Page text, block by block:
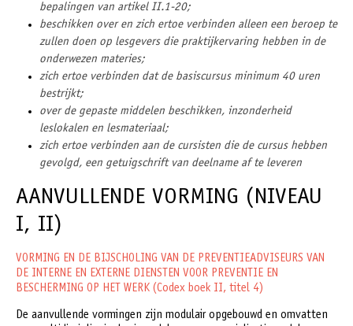
bepalingen van artikel II.1-20;
beschikken over en zich ertoe verbinden alleen een beroep te
zullen doen op lesgevers die praktijkervaring hebben in de
onderwezen materies;
zich ertoe verbinden dat de basiscursus minimum 40 uren
bestrijkt;
over de gepaste middelen beschikken, inzonderheid
leslokalen en lesmateriaal;
zich ertoe verbinden aan de cursisten die de cursus hebben
gevolgd, een getuigschrift van deelname af te leveren
AANVULLENDE VORMING (NIVEAU
I, II)
VORMING EN DE BIJSCHOLING VAN DE PREVENTIEADVISEURS VAN
DE INTERNE EN EXTERNE DIENSTEN VOOR PREVENTIE EN
BESCHERMING OP HET WERK (Codex boek II, titel 4)
De aanvullende vormingen zijn modulair opgebouwd en omvatten